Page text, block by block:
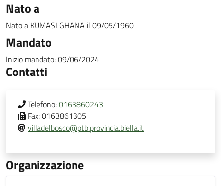
Nato a
Nato a KUMASI GHANA il 09/05/1960
Mandato
Inizio mandato:09/06/2024
Contatti
Telefono:0163860243
Fax:0163861305
villadelbosco@ptb.provincia.biella.it
Organizzazione